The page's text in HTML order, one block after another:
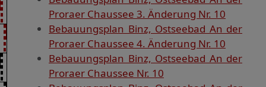
Proraer Chaussee 3. Änderung Nr. 10
Bebauungsplan Binz, Ostseebad An der
Proraer Chaussee 4. Änderung Nr. 10
Bebauungsplan Binz, Ostseebad An der
Proraer Chaussee Nr. 10